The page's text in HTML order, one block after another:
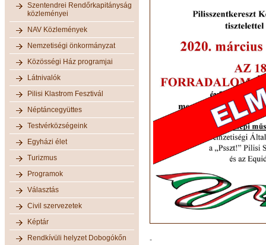
Szentendrei Rendőrkapitányság
közleményei
NAV Közlemények
Nemzetiségi önkormányzat
Közösségi Ház programjai
Látnivalók
Pilisi Klastrom Fesztivál
Néptáncegyüttes
Testvérközségeink
Egyházi élet
Turizmus
Programok
Választás
Civil szervezetek
Képtár
Rendkívüli helyzet Dobogókőn
-